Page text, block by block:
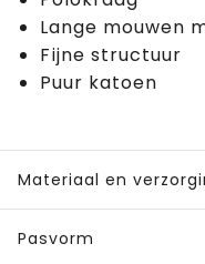
Lange mouwen
Fijne structuur
Puur katoen
Materiaal en
Pasvorm